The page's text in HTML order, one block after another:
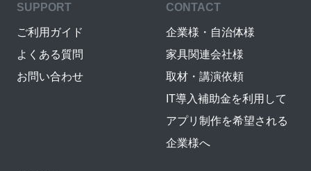
SUPPORT
ご利用ガイド
よくある質問
お問い合わせ
CONTACT
企業様・自治体様
家具関連会社様
取材・講演依頼
IT導入補助金を利用して
アプリ制作を希望される
企業様へ